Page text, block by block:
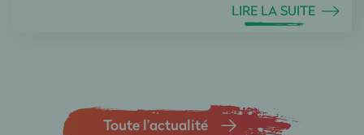
LIRE LA SUITE
Toute l’actualité